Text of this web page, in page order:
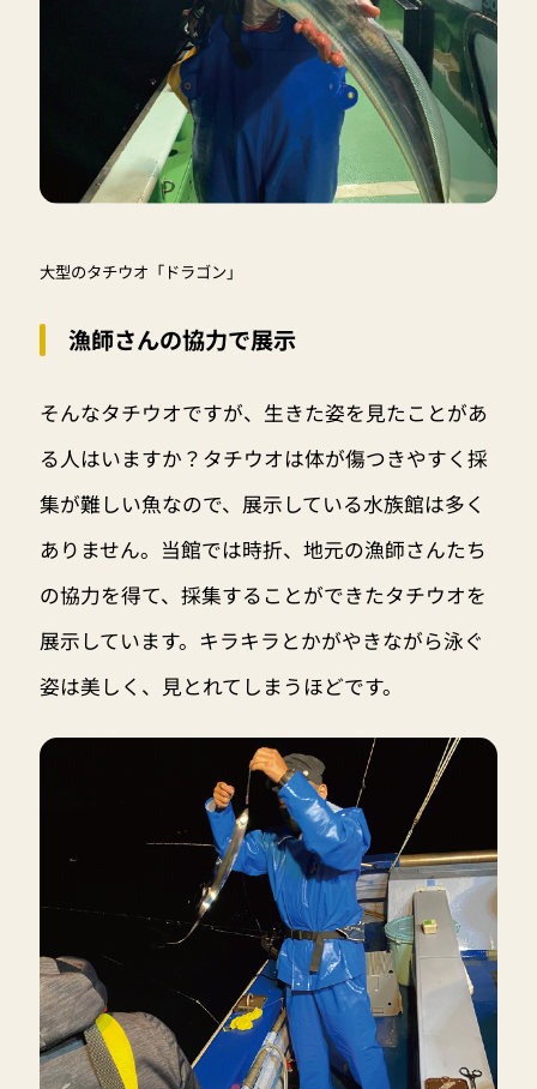
大型のタチウオ「ドラゴン」
漁師さんの協力で展示
そんなタチウオですが、生きた姿を見たことがあ
る人はいますか？タチウオは体が傷つきやすく採
集が難しい魚なので、展示している水族館は多く
ありません。当館では時折、地元の漁師さんたち
の協力を得て、採集することができたタチウオを
展示しています。キラキラとかがやきながら泳ぐ
姿は美しく、見とれてしまうほどです。